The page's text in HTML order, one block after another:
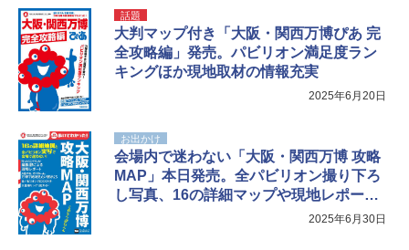
話題
大判マップ付き「大阪・関西万博ぴあ 完
全攻略編」発売。パビリオン満足度ラン
キングほか現地取材の情報充実
2025年6月20日
お出かけ
会場内で迷わない「大阪・関西万博 攻略
MAP」本日発売。全パビリオン撮り下ろ
し写真、16の詳細マップや現地レポート
2025年6月30日